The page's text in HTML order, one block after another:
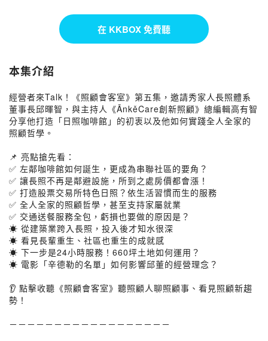
在 KKBOX 免費聽
本集介紹
經營者來Talk！《照顧會客室》第五集，邀請秀家人長照體系
董事長邱暉智，與主持人《ĀnkěCare創新照顧》總編輯高有智
分享他打造「日照咖啡館」的初衷以及他如何實踐全人全家的
照顧哲學。
📌 亮點搶先看：
✅ 左鄰咖啡館如何誕生，更成為串聯社區的要角？
✅ 讓長照不再是鄰避設施，所到之處房價都會漲！
✅ 打造股票交易所特色日照？依生活習慣而生的服務
✅ 全人全家的照顧哲學，甚至支持家屬就業
✅ 交通送餐服務全包，虧損也要做的原因是？
☀️ 從建築業跨入長照，投入後才知水很深
☀️ 看見長輩重生、社區也重生的成就感
☀️ 下一步是24小時服務！660坪土地如何運用？
☀️ 電影「辛德勒的名單」如何影響邱董的經營理念？
👂 點擊收聽《照顧會客室》聽照顧人聊照顧事、看見照顧新趨
勢！
－－－－－－－－－－－－－－－－－－